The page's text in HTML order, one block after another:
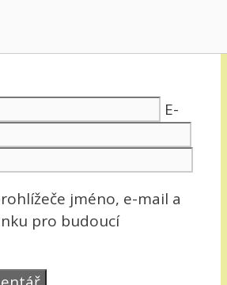
E-
jméno, e-mail a
pro budoucí